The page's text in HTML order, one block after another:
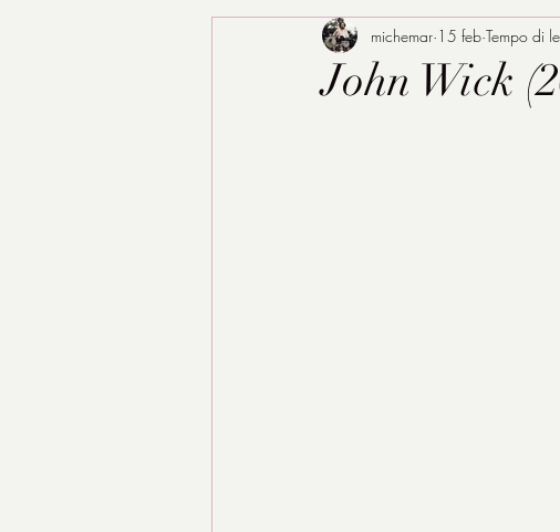
John Wick
michemar 15 feb Tempo di